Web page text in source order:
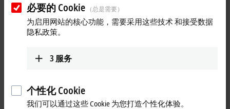
济型伺服驱动器，可为机械制造领域打造完整、精简的驱动解
决方案。观看本期视频，深入了解该系统解决方案的优势。
更多关于此视频的信息
必要的 Cookie （总是需要）
为启用网站的核心功能，需要采用这些技术 和接受数据
隐私政策。
3 服务
个性化 Cookie
我们可以通过这些 Cookie 为您打造个性化体验。